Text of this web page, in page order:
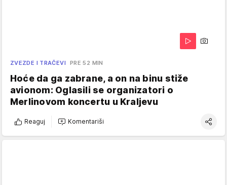
ZVEZDE I TRAČEVI PRE 52 MIN
Hoće da ga zabrane, a on na binu stiže
avionom: Oglasili se organizatori o
Merlinovom koncertu u Kraljevu
Reaguj Komentariši